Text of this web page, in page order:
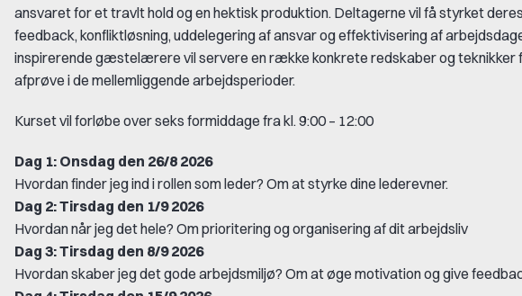
ansvaret for et travlt hold og en hektisk produktion. Deltagerne vil få styrket
feedback, konfliktløsning, uddelegering af ansvar og effektivisering af
inspirerende gæstelærere vil servere en række konkrete redskaber og teknikker
afprøve i de mellemliggende arbejdsperioder.
Kurset vil forløbe over seks formiddage fra kl. 9:00 – 12:00
Dag 1: Onsdag den 26/8 2026
Hvordan finder jeg ind i rollen som leder? Om at styrke dine lederevner.
Dag 2: Tirsdag den 1/9 2026
Hvordan når jeg det hele? Om prioritering og organisering af dit arbejdsliv
Dag 3: Tirsdag den 8/9 2026
Hvordan skaber jeg det gode arbejdsmiljø? Om at øge motivation og give